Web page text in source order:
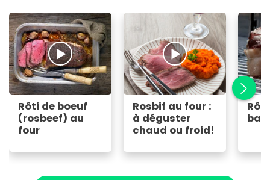
Rôti de boeuf
(rosbeef) au
four
Rosbif au four :
à déguster
chaud ou froid!